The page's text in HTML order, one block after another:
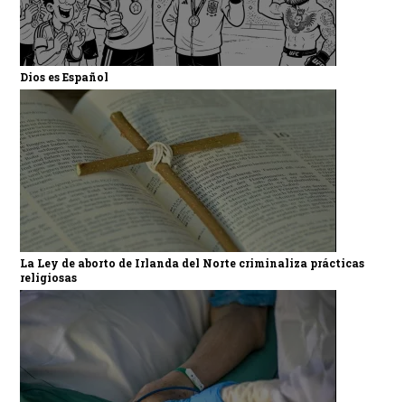
Dios es Español
La Ley de aborto de Irlanda del Norte criminaliza prácticas
religiosas